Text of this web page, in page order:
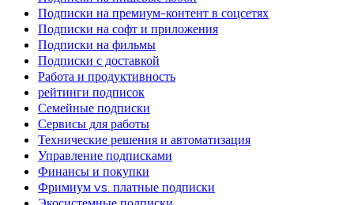
Подписки на премиум-контент в соцсетях
Подписки на софт и приложения
Подписки на фильмы
Подписки с доставкой
Работа и продуктивность
рейтинги подписок
Семейные подписки
Сервисы для работы
Технические решения и автоматизация
Управление подписками
Финансы и покупки
Фримиум vs. платные подписки